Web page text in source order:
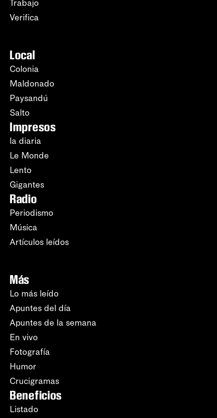
Trabajo
Verifica
Local
Colonia
Maldonado
Paysandú
Salto
Impresos
la diaria
Le Monde
Lento
Gigantes
Radio
Periodismo
Música
Artículos leídos
Más
Lo más leído
Apuntes del día
Apuntes de la semana
En vivo
Fotografía
Humor
Crucigramas
Beneficios
Listado